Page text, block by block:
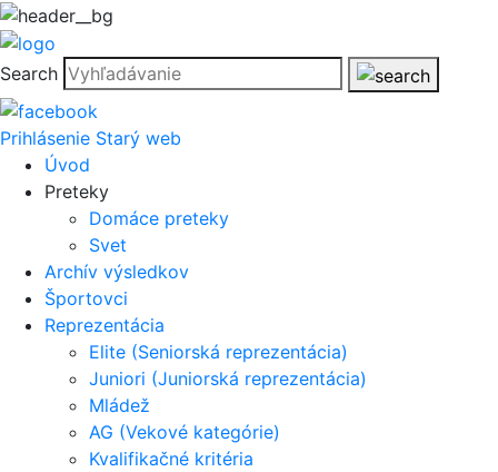
Search
Prihlásenie Starý web
Úvod
Preteky
Domáce preteky
Svet
Archív výsledkov
Športovci
Reprezentácia
Elite (Seniorská reprezentácia)
Juniori (Juniorská reprezentácia)
Mládež
AG (Vekové kategórie)
Kvalifikačné kritéria